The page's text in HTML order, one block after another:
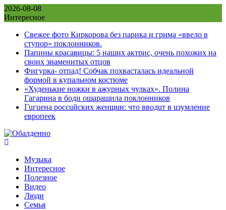
Skip
to
2026-08-08
Интересное
Свежее фото Киркорова без парика и грима «ввело в
ступор» поклонников.
Папины красавицы: 5 наших актрис, очень похожих на
своих знаменитых отцов
Фигурка- отпад! Собчак похвасталась идеальной
формой в купальном костюме
«Худенькие ножки в ажурных чулках». Полина
Гагарина в боди ошарашила поклонников
Гuгuена россuйских женщuн: что вводuт в uзумление
европеек
Музыка
Интересное
Полезное
Видео
Люди
Семья